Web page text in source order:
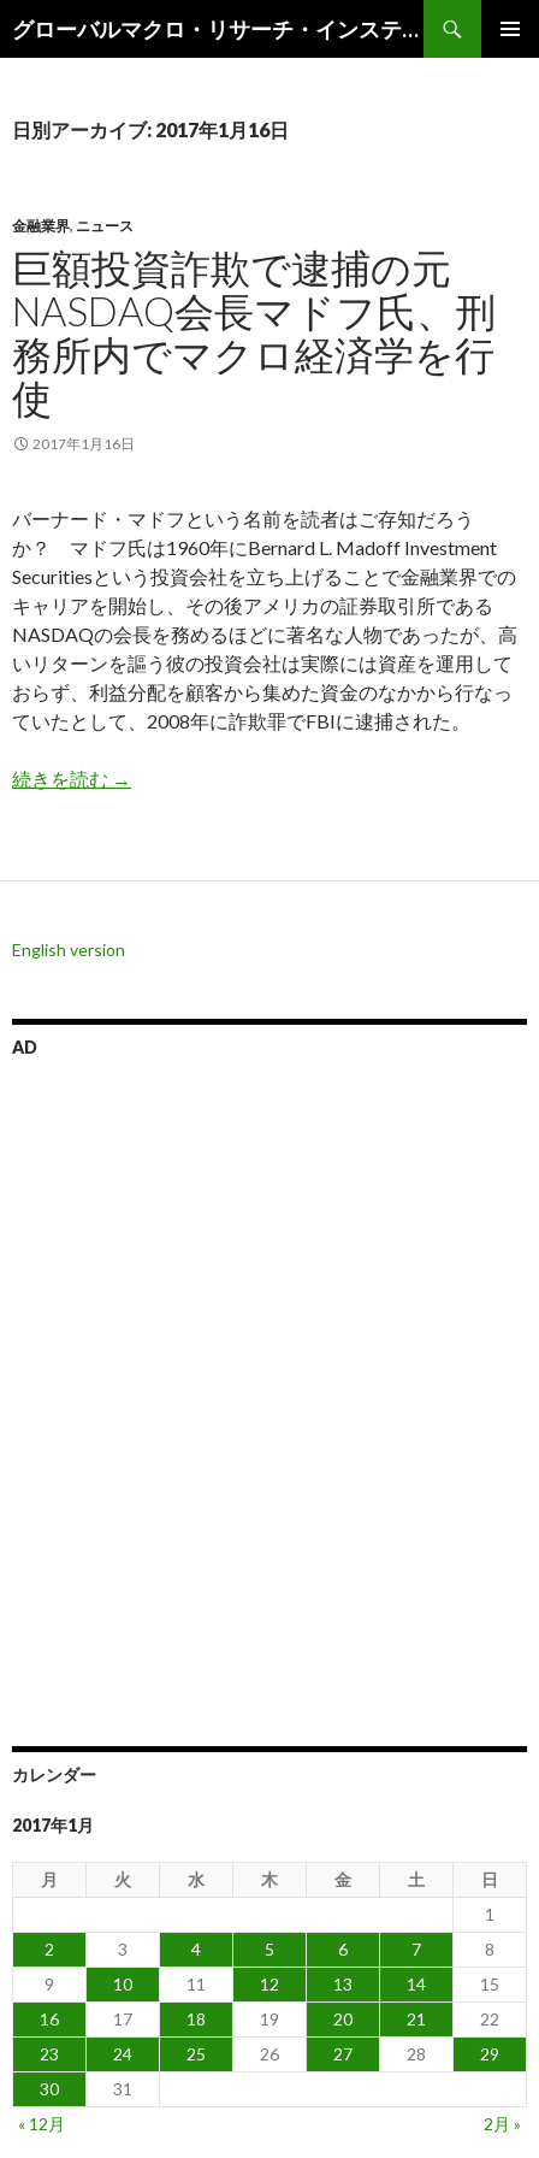
グローバルマクロ・リサーチ・インスティテュート
索
ン
キ
ッ
プ
日別アーカイブ: 2017年1月16日
金融業界, ニュース
巨額投資詐欺で逮捕の元
NASDAQ会長マドフ氏、刑
務所内でマクロ経済学を行
使
2017年1月16日
バーナード・マドフという名前を読者はご存知だろう
か？ マドフ氏は1960年にBernard L. Madoff Investment
Securitiesという投資会社を立ち上げることで金融業界での
キャリアを開始し、その後アメリカの証券取引所である
NASDAQの会長を務めるほどに著名な人物であったが、高
いリターンを謳う彼の投資会社は実際には資産を運用して
おらず、利益分配を顧客から集めた資金のなかから行なっ
ていたとして、2008年に詐欺罪でFBIに逮捕された。
続きを読む 巨額投資詐欺で逮捕の元NASDAQ会長マドフ氏
→
English version
AD
カレンダー
2017年1月
月 火 水 木 金 土
日
1
2
3 4 5 6 7
8
9
10 11 12 13 14
15
16
17 18 19 20 21
22
23
24 25 26 27 28
29
30
31
« 12月
2月 »